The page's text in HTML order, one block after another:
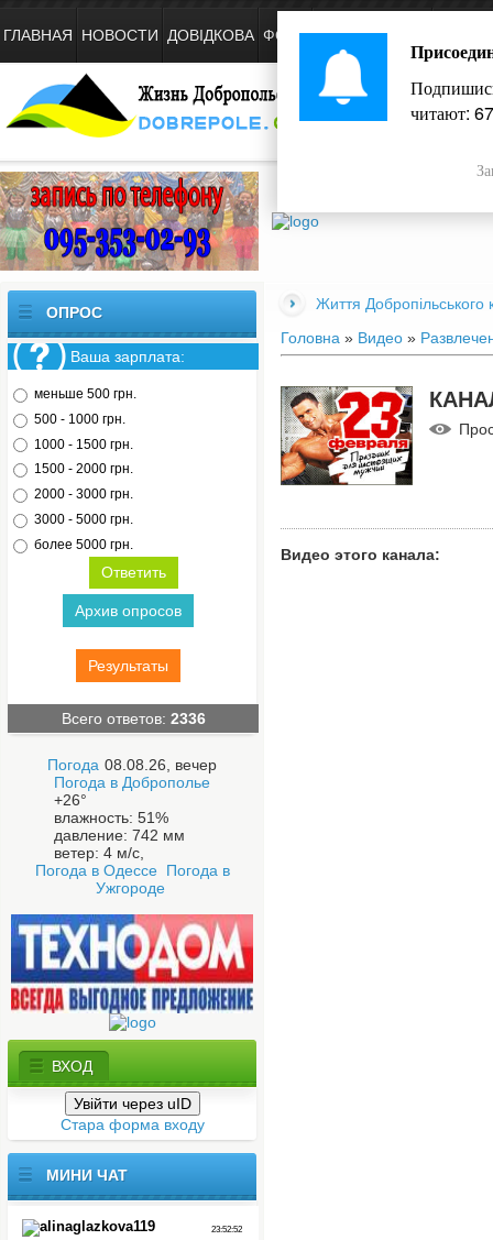
ГЛАВНАЯ НОВОСТИ ДОВІДКОВА ФОТО ОГОЛОШЕННЯ
ОПРОС
Ваша зарплата:
меньше 500 грн.
500 - 1000 грн.
1000 - 1500 грн.
1500 - 2000 грн.
2000 - 3000 грн.
3000 - 5000 грн.
более 5000 грн.
Архив опросов
Результаты
Всего ответов: 2336
Погода 08.08.26, вечер
Погода в Доброполье
+26°
влажность: 51%
давление: 742 мм
ветер: 4 м/с,
Погода в Одессе Погода в
Ужгороде
ВХОД
Увійти через uID
Стара форма входу
МИНИ ЧАТ
Життя Добропільського
Головна » Видео »
Видео этого канала:
читают: